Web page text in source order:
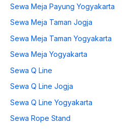
Sewa Meja Payung Yogyakarta
Sewa Meja Taman Jogja
Sewa Meja Taman Yogyakarta
Sewa Meja Yogyakarta
Sewa Q Line
Sewa Q Line Jogja
Sewa Q Line Yogyakarta
Sewa Rope Stand